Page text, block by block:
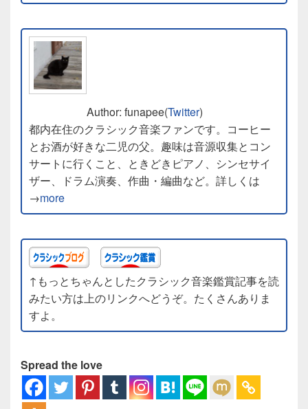
Author: funapee(Twitter)
都内在住のクラシック音楽ファンです。コーヒー
とお酒が好きな二児の父。趣味は音源収集とコン
サートに行くこと、ときどきピアノ、シンセサイ
ザー、ドラム演奏、作曲・編曲など。詳しくは
→more
↑もっとちゃんとしたクラシック音楽鑑賞記事を読
みたい方は上のリンクへどうぞ。たくさんありま
すよ。
Spread the love